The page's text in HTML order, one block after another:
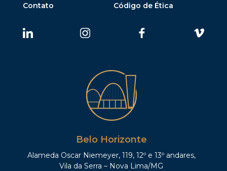
Contato
Código de Ética
Belo Horizonte
Alameda Oscar Niemeyer, 119, 12º e 13º andares,
Vila da Serra – Nova Lima/MG